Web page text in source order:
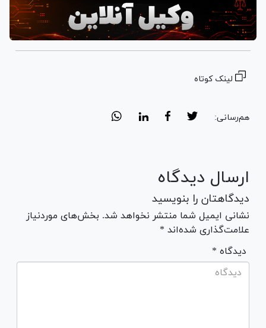
لینک کوتاه
هم‌رسانی:
ارسال دیدگاه
دیدگاهتان را بنویسید
نشانی ایمیل شما منتشر نخواهد شد. بخش‌های موردنیاز
علامت‌گذاری شده‌اند *
* دیدگاه